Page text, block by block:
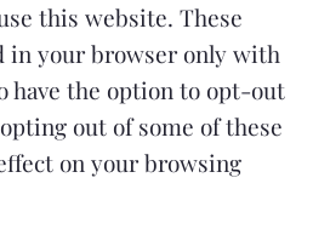
this website. These
in your browser only with
have the option to opt-out
out of some of these
on your browsing